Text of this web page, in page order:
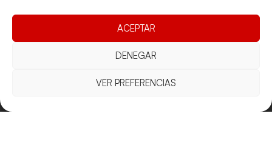
ACEPTAR
DENEGAR
VER PREFERENCIAS
Competicions
Competiciones
Pista
Playa
Documentacio
Funcionament
Transparència
Contacte
Jonqueres,